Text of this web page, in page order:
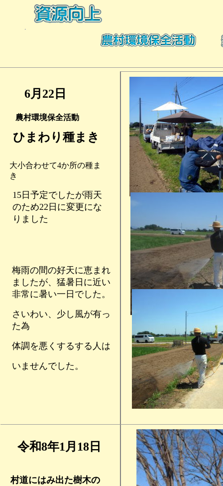
令和8年1月18日
6月22日
農村環境保全活動
15日予定でしたが雨天
のため22日に変更にな
りました
ひまわり種まき
大小合わせて4か所の種ま
き
村道にはみ出た樹木の
梅雨の間の好天に恵まれ
ましたが、猛暑日に近い
非常に暑い一日でした。
さいわい、少し風が有っ
た為
体調を悪くするする人は
いませんでした。